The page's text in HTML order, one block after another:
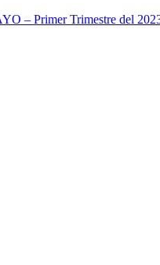
– Primer Trimestre del